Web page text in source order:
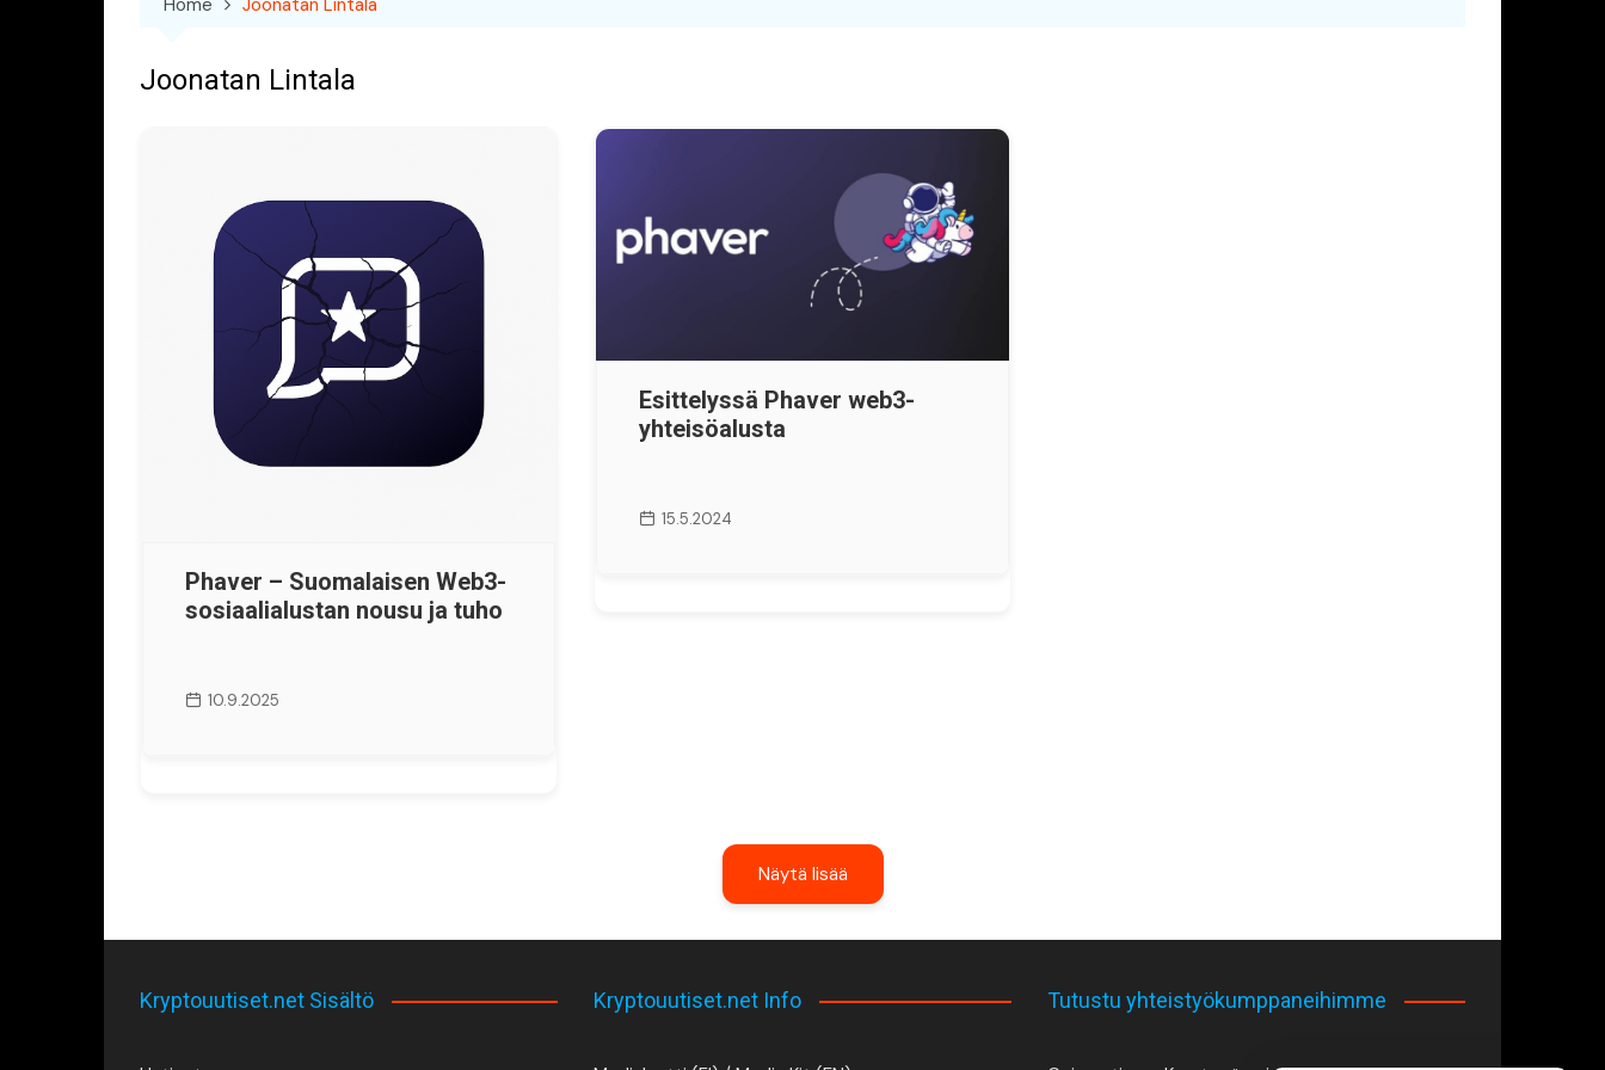
Joonatan Lintala
Phaver – Suomalaisen Web3-
sosiaalialustan nousu ja tuho
10.9.2025
Esittelyssä Phaver web3-
yhteisöalusta
15.5.2024
Näytä lisää
Kryptouutiset.net Sisältö Kryptouutiset.net Info Tutustu yhteistyökumppaneihimme